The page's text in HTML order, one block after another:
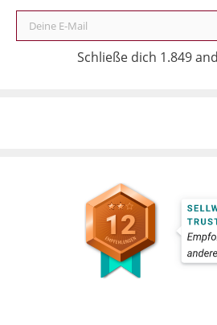
Deine E-Mail
Schließe dich 1.849